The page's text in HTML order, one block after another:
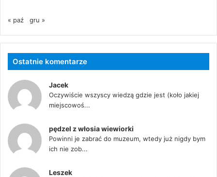
« paź gru »
Ostatnie komentarze
Jacek
Oczywiście wszyscy wiedzą gdzie jest (koło jakiej
miejscowoś...
pędzel z włosia wiewiorki
Powinni je zabrać do muzeum, wtedy już nigdy bym
ich nie zob...
Leszek